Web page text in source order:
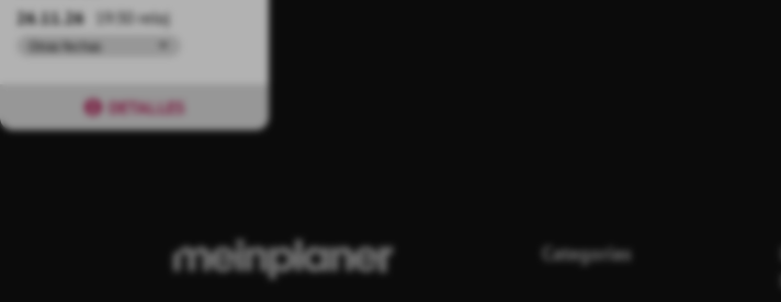
26.11.26
19:30 reloj
Otras fechas
DETALLES
Categorías